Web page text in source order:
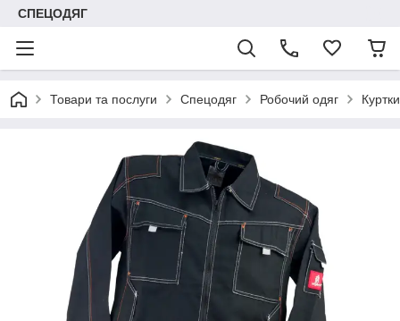
СПЕЦОДЯГ
Товари та послуги Спецодяг Робочий одяг Куртки